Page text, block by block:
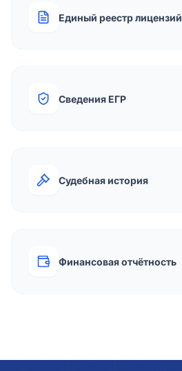
Единый реестр лицензий
Сведения ЕГР
Судебная история
Финансовая отчётность